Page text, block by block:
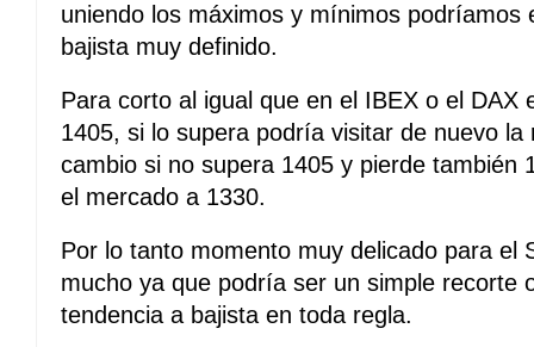
uniendo los máximos y mínimos podríamos
bajista muy definido.
Para corto al igual que en el IBEX o el DAX
1405, si lo supera podría visitar de nuevo la
cambio si no supera 1405 y pierde también
el mercado a 1330.
Por lo tanto momento muy delicado para el
mucho ya que podría ser un simple recorte
tendencia a bajista en toda regla.